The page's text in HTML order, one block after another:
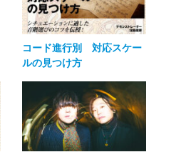
コード進行別 対応スケー
ルの見つけ方